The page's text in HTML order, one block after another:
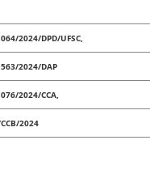
2024/DPD/UFSC,
563/2024/DAP
2024/CCA,
2024